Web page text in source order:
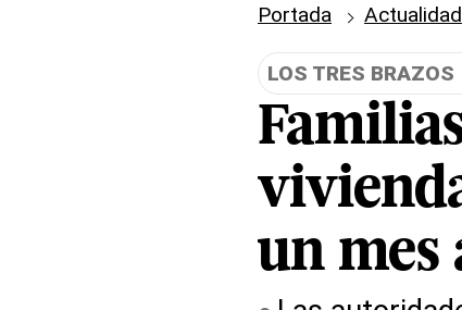
Portada Actualidad
LOS TRES BRAZOS
un mes